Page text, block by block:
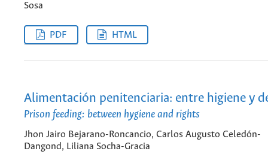
Sosa
PDF HTML
Alimentación penitenciaria: entre higiene y
Prison feeding: between hygiene and rights
Jhon Jairo Bejarano-Roncancio, Carlos Augusto Celedón-
Dangond, Liliana Socha-Gracia